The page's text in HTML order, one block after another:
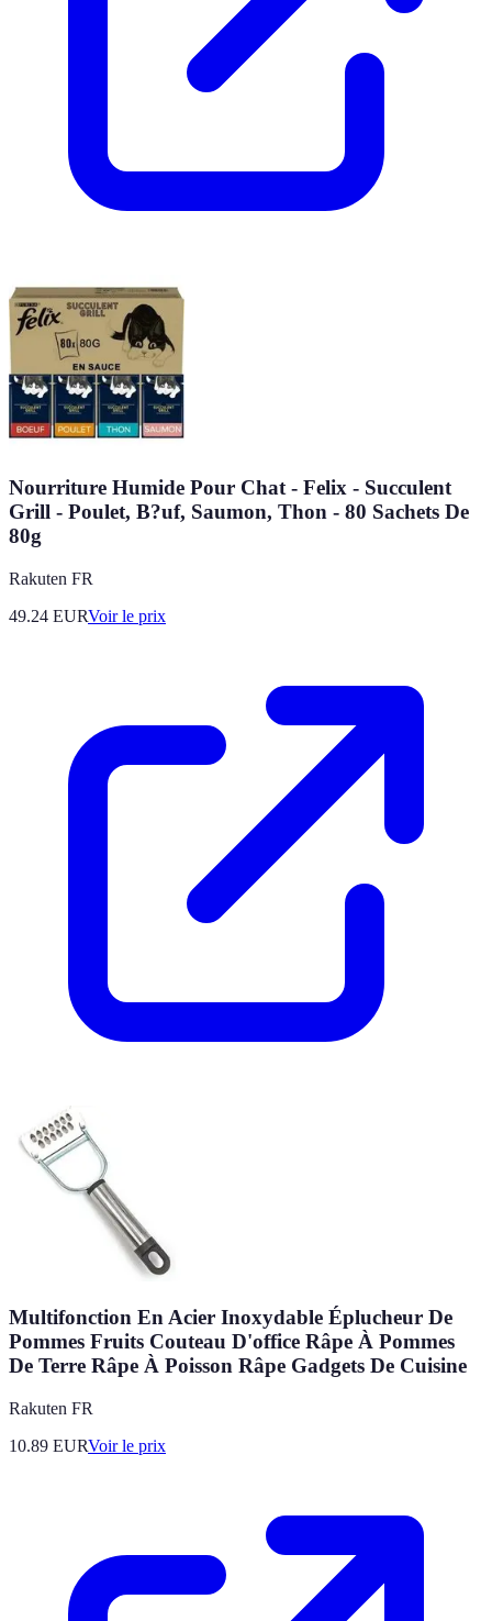
Nourriture Humide Pour Chat - Felix - Succulent
Grill - Poulet, B?uf, Saumon, Thon - 80 Sachets De
80g
Rakuten FR
49.24 EURVoir le prix
Multifonction En Acier Inoxydable Éplucheur De
Pommes Fruits Couteau D'office Râpe À Pommes
De Terre Râpe À Poisson Râpe Gadgets De Cuisine
Rakuten FR
10.89 EURVoir le prix